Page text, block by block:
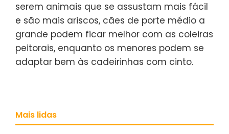
serem animais que se assustam mais fácil
e são mais ariscos, cães de porte médio a
grande podem ficar melhor com as coleiras
peitorais, enquanto os menores podem se
adaptar bem às cadeirinhas com cinto.
Mais lidas